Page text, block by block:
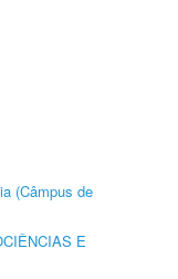
(Câmpus de
E